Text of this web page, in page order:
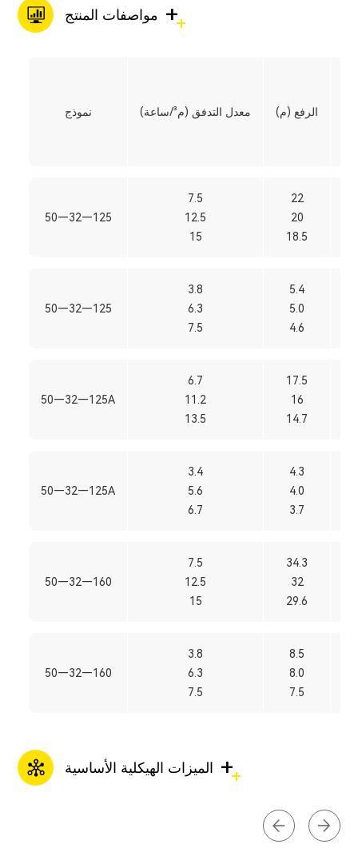
مواصفات المنتج +
نموذج معدل التدفق (م³/ساعة) الرفع (م)
50—32—125
7.5
12.5
15
22
20
18.5
50—32—125
3.8
6.3
7.5
5.4
5.0
4.6
50—32—125A
6.7
11.2
13.5
17.5
16
14.7
50—32—125A
3.4
5.6
6.7
4.3
4.0
3.7
50—32—160
7.5
12.5
15
34.3
32
29.6
50—32—160
3.8
6.3
7.5
8.5
8.0
7.5
الميزات الهيكلية الأساسية +